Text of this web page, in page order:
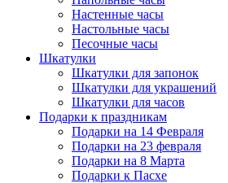
Настенные часы
Настольные часы
Песочные часы
Шкатулки
Шкатулки для запонок
Шкатулки для украшений
Шкатулки для часов
Подарки к праздникам
Подарки на 14 Февраля
Подарки на 23 февраля
Подарки на 8 Марта
Подарки к Пасхе